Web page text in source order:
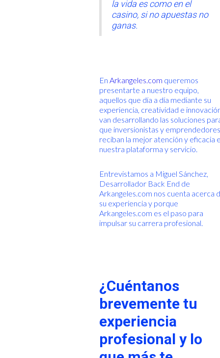
la vida es como en el
casino, si no apuestas no
ganas.
En Arkangeles.com queremos
presentarte a nuestro equipo,
aquellos que día a día mediante su
experiencia, creatividad e
van desarrollando las soluciones
que inversionistas y
reciban la mejor atención y eficacia
nuestra plataforma y servicio.
Entrevistamos a Miguel Sánchez,
Desarrollador Back End de
Arkangeles.com nos cuenta acerca
su experiencia y porque
Arkangeles.com es el paso para
impulsar su carrera profesional.
¿Cuéntanos
brevemente tu
experiencia
profesional y lo